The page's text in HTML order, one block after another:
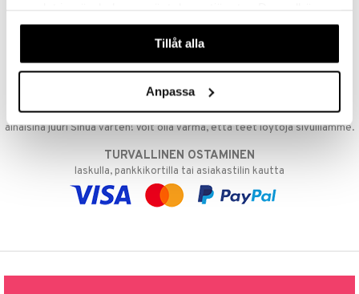
våra cookies vid fortsatt användande av vår webbplats.
Tillåt alla
Anpassa
NOPEAT TOIMITUKSET
päivänä
EDULLISET HINNAT
Ostamalla suuria eriä tuotteita varastoomme voimme pitää hinnat
alhaisina juuri Sinua varten! Voit olla varma, että teet löytöjä sivuillamme.
TURVALLINEN OSTAMINEN
laskulla, pankkikortilla tai asiakastilin kautta